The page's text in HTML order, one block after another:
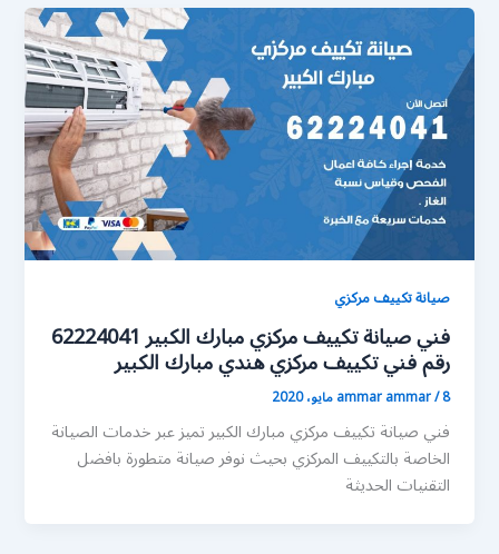
صيانة تكييف مركزي
فني صيانة تكييف مركزي مبارك الكبير 62224041
رقم فني تكييف مركزي هندي مبارك الكبير
ammar ammar/8 مايو، 2020
فني صيانة تكييف مركزي مبارك الكبير تميز عبر خدمات الصيانة
الخاصة بالتكييف المركزي بحيث نوفر صيانة متطورة بافضل
التقنيات الحديثة